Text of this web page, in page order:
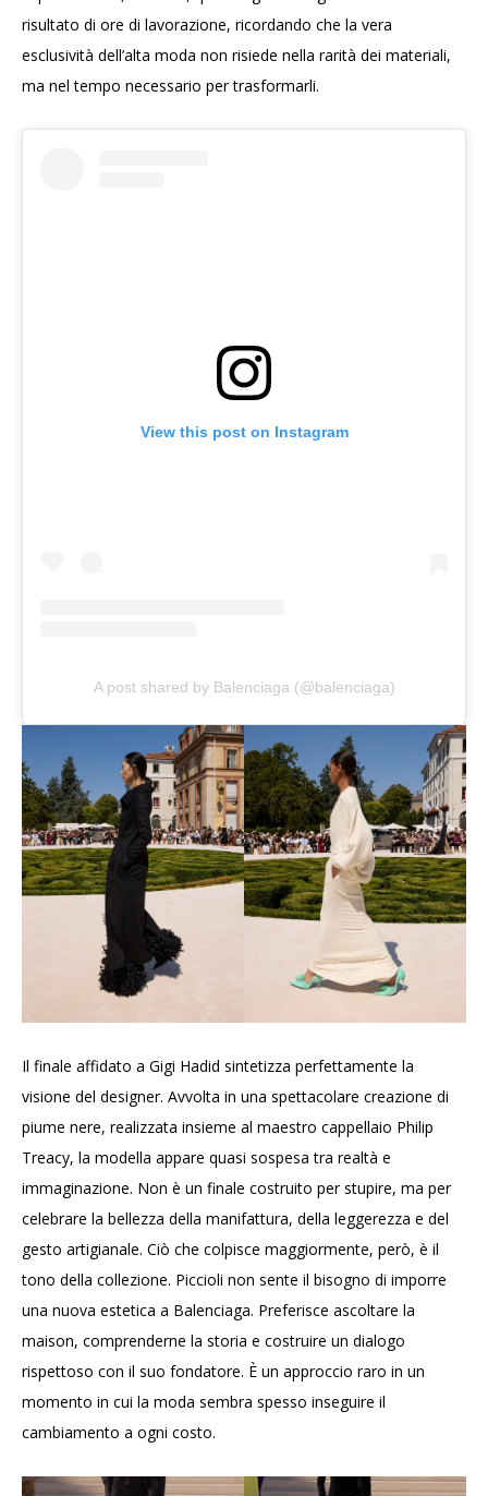
risultato di ore di lavorazione, ricordando che la vera
esclusività dell’alta moda non risiede nella rarità dei materiali,
ma nel tempo necessario per trasformarli.
View this post on Instagram
A post shared by Balenciaga (@balenciaga)
Il finale affidato a Gigi Hadid sintetizza perfettamente la
visione del designer. Avvolta in una spettacolare creazione di
piume nere, realizzata insieme al maestro cappellaio Philip
Treacy, la modella appare quasi sospesa tra realtà e
immaginazione. Non è un finale costruito per stupire, ma per
celebrare la bellezza della manifattura, della leggerezza e del
gesto artigianale. Ciò che colpisce maggiormente, però, è il
tono della collezione. Piccioli non sente il bisogno di imporre
una nuova estetica a Balenciaga. Preferisce ascoltare la
maison, comprenderne la storia e costruire un dialogo
rispettoso con il suo fondatore. È un approccio raro in un
momento in cui la moda sembra spesso inseguire il
cambiamento a ogni costo.